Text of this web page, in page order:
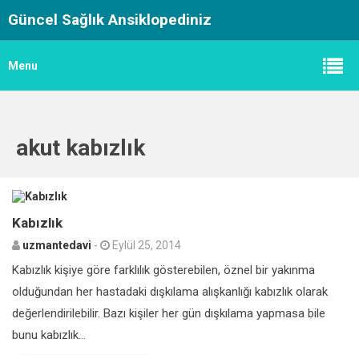
Güncel Sağlık Ansiklopediniz
Menu
akut kabızlık
Kabızlık
uzmantedavi - Eylül 25, 2014
Kabızlık kişiye göre farklılık gösterebilen, öznel bir yakınma
olduğundan her hastadaki dışkılama alışkanlığı kabızlık olarak
değerlendirilebilir. Bazı kişiler her gün dışkılama yapmasa bile
bunu kabızlık...